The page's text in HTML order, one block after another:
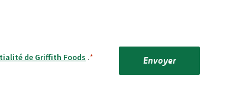
de Griffith Foods .* Envoyer